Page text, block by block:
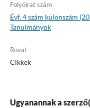
Folyóirat szám
Évf. 4 szám különszám
Tanulmányok
Rovat
Cikkek
Ugyanannak a